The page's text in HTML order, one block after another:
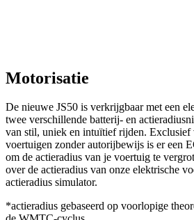
Motorisatie
De nieuwe JS50 is verkrijgbaar met een
twee verschillende batterij- en
van stil, uniek en intuïtief rijden. Exclusief
voertuigen zonder autorijbewijs is er een
om de actieradius van je voertuig te
over de actieradius van onze elektrische
actieradius simulator.
*actieradius gebaseerd op voorlopige